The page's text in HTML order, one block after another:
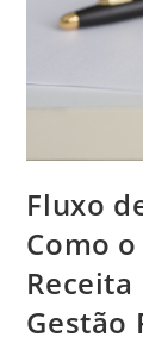
Fluxo
Como
Gestão